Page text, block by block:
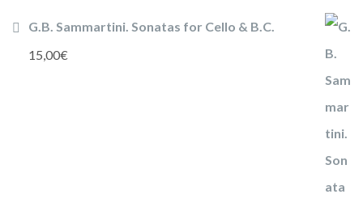
G.B. Sammartini. Sonatas for Cello & B.C.
15,00€